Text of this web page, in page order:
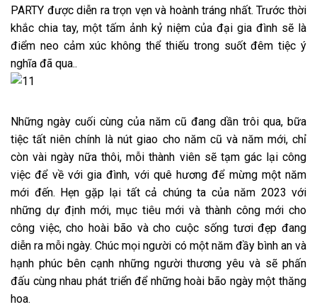
PARTY được diễn ra trọn vẹn và hoành tráng nhất. Trước thời
khắc chia tay, một tấm ảnh kỷ niệm của đại gia đình sẽ là
điểm neo cảm xúc không thể thiếu trong suốt đêm tiệc ý
nghĩa đã qua..
Những ngày cuối cùng của năm cũ đang dần trôi qua, bữa
tiệc tất niên chính là nút giao cho năm cũ và năm mới, chỉ
còn vài ngày nữa thôi, mỗi thành viên sẽ tạm gác lại công
việc để về với gia đình, với quê hương để mừng một năm
mới đến. Hẹn gặp lại tất cả chúng ta của năm 2023 với
những dự định mới, mục tiêu mới và thành công mới cho
công việc, cho hoài bão và cho cuộc sống tươi đẹp đang
diễn ra mỗi ngày. Chúc mọi người có một năm đầy bình an và
hạnh phúc bên cạnh những người thương yêu và sẽ phấn
đấu cùng nhau phát triển để những hoài bão ngày một thăng
hoa.